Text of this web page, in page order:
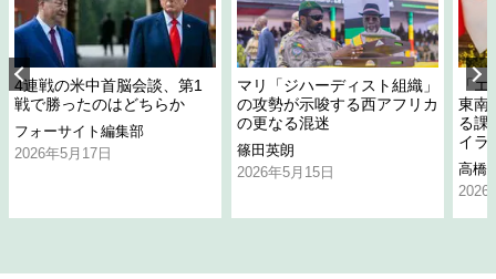
4連戦の米中首脳会談、第1
戦で勝ったのはどちらか
フォーサイト編集部
2026年5月17日
マリ「ジハーディスト組織」
の攻勢が示唆する西アフリカ
の更なる混迷
篠田英朗
2026年5月15日
「
東南
る課
イラ
高橋
2026